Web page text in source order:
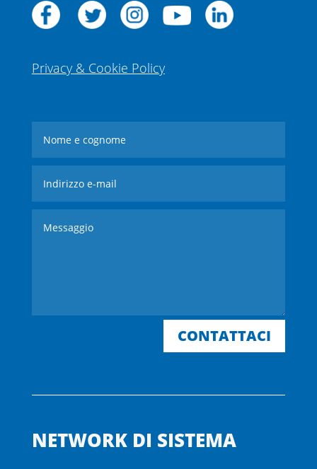
Privacy & Cookie Policy
CONTATTACI
NETWORK DI SISTEMA